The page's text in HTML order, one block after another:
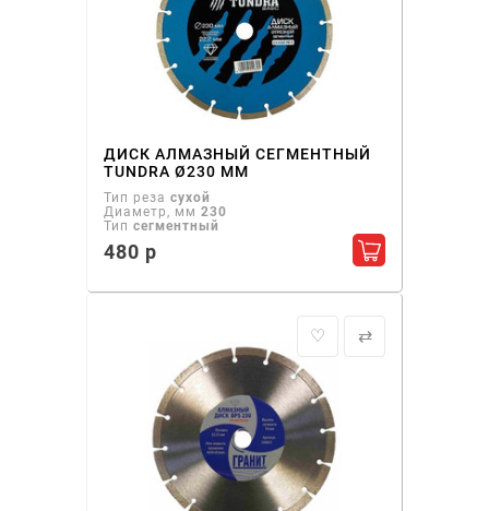
ДИСК АЛМАЗНЫЙ СЕГМЕНТНЫЙ
TUNDRA Ø230 ММ
Тип реза сухой
Диаметр, мм 230
Тип сегментный
480 р Добавить в
♡ ⇄